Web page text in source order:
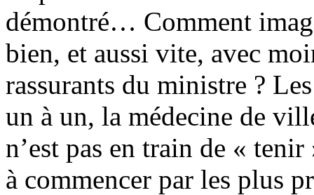
démontré… Comment
bien, et aussi vite, avec
rassurants du ministre ?
un à un, la médecine de
n’est pas en train de «
à commencer par les plus